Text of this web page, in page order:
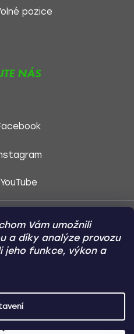
Vám umožnili
a díky analýze provozu
jeho funkce, výkon a
pozice
NÁS
YouTube
platby:
Dobírka
AUTODOPLŇKY- Všechna